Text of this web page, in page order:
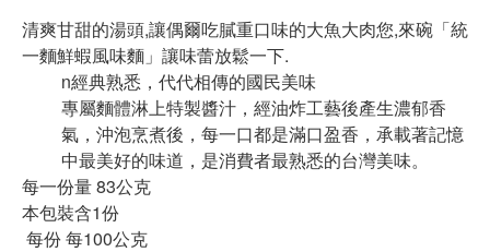
清爽甘甜的湯頭,讓偶爾吃膩重口味的大魚大肉您,來碗「統
一麵鮮蝦風味麵」讓味蕾放鬆一下.
n經典熟悉，代代相傳的國民美味
專屬麵體淋上特製醬汁，經油炸工藝後產生濃郁香
氣，沖泡烹煮後，每一口都是滿口盈香，承載著記憶
中最美好的味道，是消費者最熟悉的台灣美味。
每一份量 83公克
本包裝含1份
每份 每100公克